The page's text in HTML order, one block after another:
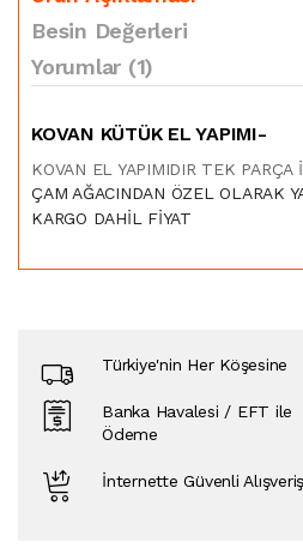
Besin Değerleri
Yorumlar (1)
KOVAN KÜTÜK EL YAPIMI-
KOVAN EL YAPIMIDIR TEK PARÇA
ÇAM AĞACINDAN ÖZEL OLARAK
KARGO DAHİL FİYAT
Türkiye'nin Her Köşesine
Banka Havalesi / EFT ile
Ödeme
İnternette Güvenli Alışveriş